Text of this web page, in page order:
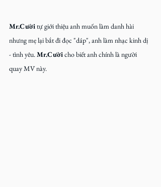
Mr.Cười tự giới thiệu anh muốn làm danh hài
nhưng mẹ lại bắt đi đọc "dáp", anh làm nhạc kinh dị
- tình yêu. Mr.Cười cho biết anh chính là người
quay MV này.